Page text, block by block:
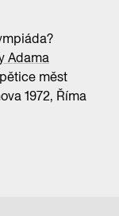
Adama
měst
1972, Říma